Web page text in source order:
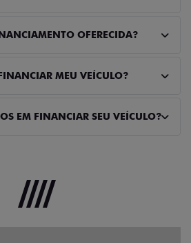
OFERECIDA?
MEU VEÍCULO?
EM FINANCIAR SEU VEÍCULO?